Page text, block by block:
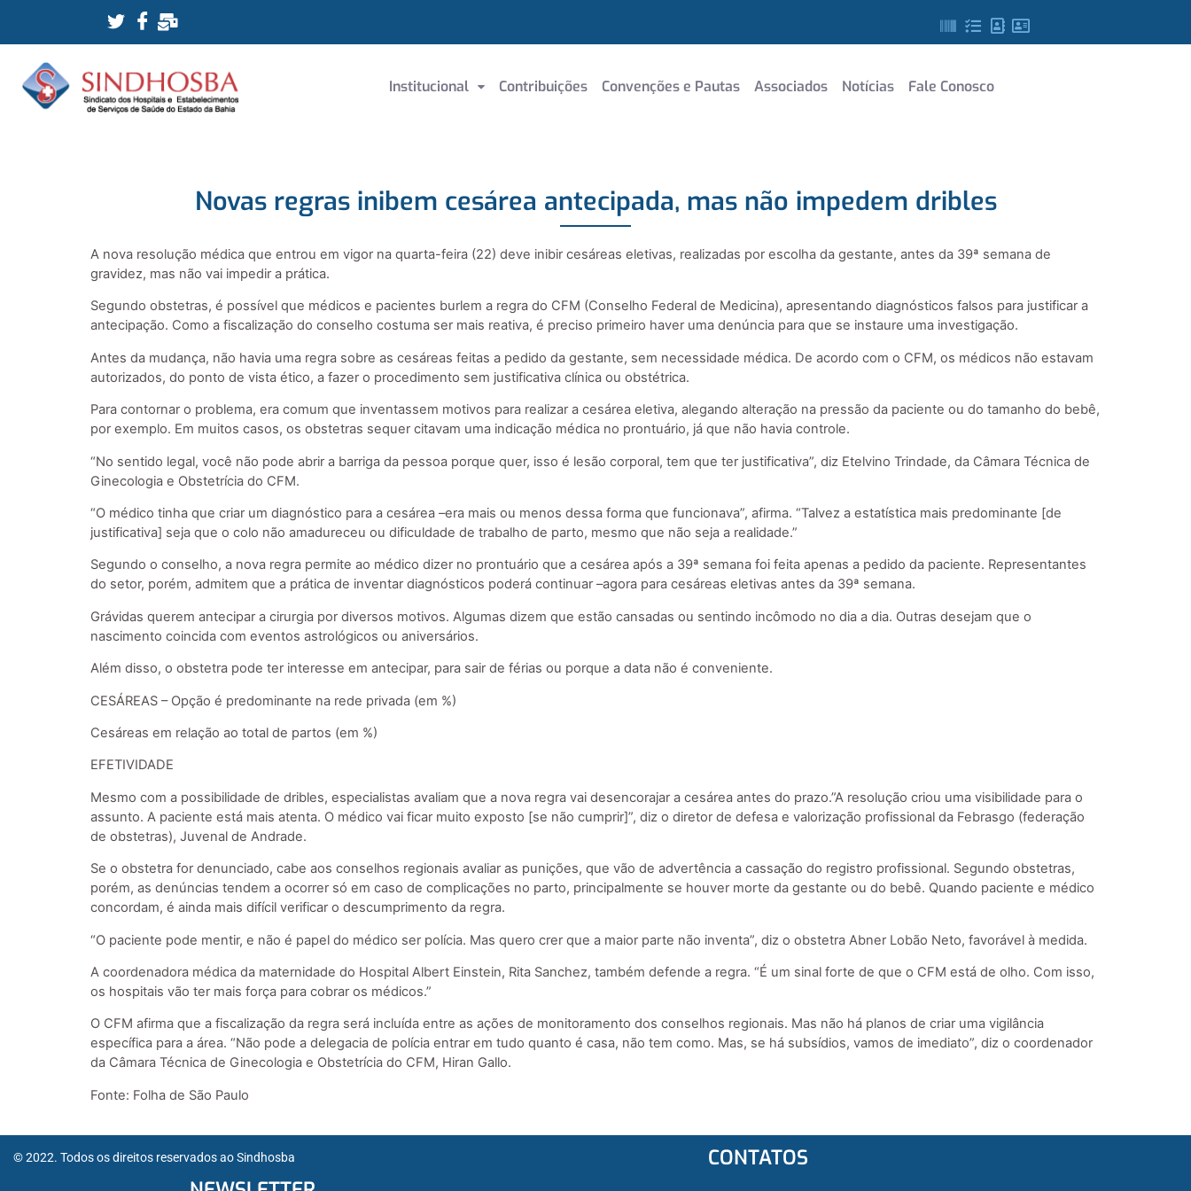
Institucional Contribuições Convenções e Pautas Associados Notícias Fale Conosco
Novas regras inibem cesárea antecipada, mas não impedem dribles
A nova resolução médica que entrou em vigor na quarta-feira (22) deve inibir cesáreas eletivas, realizadas por escolha da gestante, antes da 39ª semana de
gravidez, mas não vai impedir a prática.
Segundo obstetras, é possível que médicos e pacientes burlem a regra do CFM (Conselho Federal de Medicina), apresentando diagnósticos falsos para justificar a
antecipação. Como a fiscalização do conselho costuma ser mais reativa, é preciso primeiro haver uma denúncia para que se instaure uma investigação.
Antes da mudança, não havia uma regra sobre as cesáreas feitas a pedido da gestante, sem necessidade médica. De acordo com o CFM, os médicos não estavam
autorizados, do ponto de vista ético, a fazer o procedimento sem justificativa clínica ou obstétrica.
Para contornar o problema, era comum que inventassem motivos para realizar a cesárea eletiva, alegando alteração na pressão da paciente ou do tamanho do bebê,
por exemplo. Em muitos casos, os obstetras sequer citavam uma indicação médica no prontuário, já que não havia controle.
“No sentido legal, você não pode abrir a barriga da pessoa porque quer, isso é lesão corporal, tem que ter justificativa”, diz Etelvino Trindade, da Câmara Técnica de
Ginecologia e Obstetrícia do CFM.
“O médico tinha que criar um diagnóstico para a cesárea –era mais ou menos dessa forma que funcionava”, afirma. “Talvez a estatística mais predominante [de
justificativa] seja que o colo não amadureceu ou dificuldade de trabalho de parto, mesmo que não seja a realidade.”
Segundo o conselho, a nova regra permite ao médico dizer no prontuário que a cesárea após a 39ª semana foi feita apenas a pedido da paciente. Representantes
do setor, porém, admitem que a prática de inventar diagnósticos poderá continuar –agora para cesáreas eletivas antes da 39ª semana.
Grávidas querem antecipar a cirurgia por diversos motivos. Algumas dizem que estão cansadas ou sentindo incômodo no dia a dia. Outras desejam que o
nascimento coincida com eventos astrológicos ou aniversários.
Além disso, o obstetra pode ter interesse em antecipar, para sair de férias ou porque a data não é conveniente.
CESÁREAS – Opção é predominante na rede privada (em %)
Cesáreas em relação ao total de partos (em %)
EFETIVIDADE
Mesmo com a possibilidade de dribles, especialistas avaliam que a nova regra vai desencorajar a cesárea antes do prazo.”A resolução criou uma visibilidade para o
assunto. A paciente está mais atenta. O médico vai ficar muito exposto [se não cumprir]”, diz o diretor de defesa e valorização profissional da Febrasgo (federação
de obstetras), Juvenal de Andrade.
Se o obstetra for denunciado, cabe aos conselhos regionais avaliar as punições, que vão de advertência a cassação do registro profissional. Segundo obstetras,
porém, as denúncias tendem a ocorrer só em caso de complicações no parto, principalmente se houver morte da gestante ou do bebê. Quando paciente e médico
concordam, é ainda mais difícil verificar o descumprimento da regra.
“O paciente pode mentir, e não é papel do médico ser polícia. Mas quero crer que a maior parte não inventa”, diz o obstetra Abner Lobão Neto, favorável à medida.
A coordenadora médica da maternidade do Hospital Albert Einstein, Rita Sanchez, também defende a regra. “É um sinal forte de que o CFM está de olho. Com isso,
os hospitais vão ter mais força para cobrar os médicos.”
O CFM afirma que a fiscalização da regra será incluída entre as ações de monitoramento dos conselhos regionais. Mas não há planos de criar uma vigilância
específica para a área. “Não pode a delegacia de polícia entrar em tudo quanto é casa, não tem como. Mas, se há subsídios, vamos de imediato”, diz o coordenador
da Câmara Técnica de Ginecologia e Obstetrícia do CFM, Hiran Gallo.
Fonte: Folha de São Paulo
© 2022. Todos os direitos reservados ao Sindhosba CONTATOS